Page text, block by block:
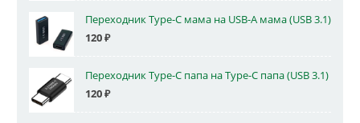
Переходник Type-C мама на USB-A мама (USB 3.1)
120₽
Переходник Type-C папа на Type-C папа (USB 3.1)
120₽